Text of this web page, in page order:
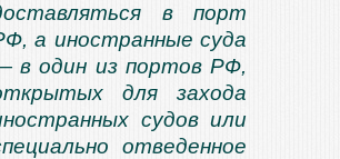
в порт
а иностранные суда
в один из портов РФ,
для захода
судов или
отведенное